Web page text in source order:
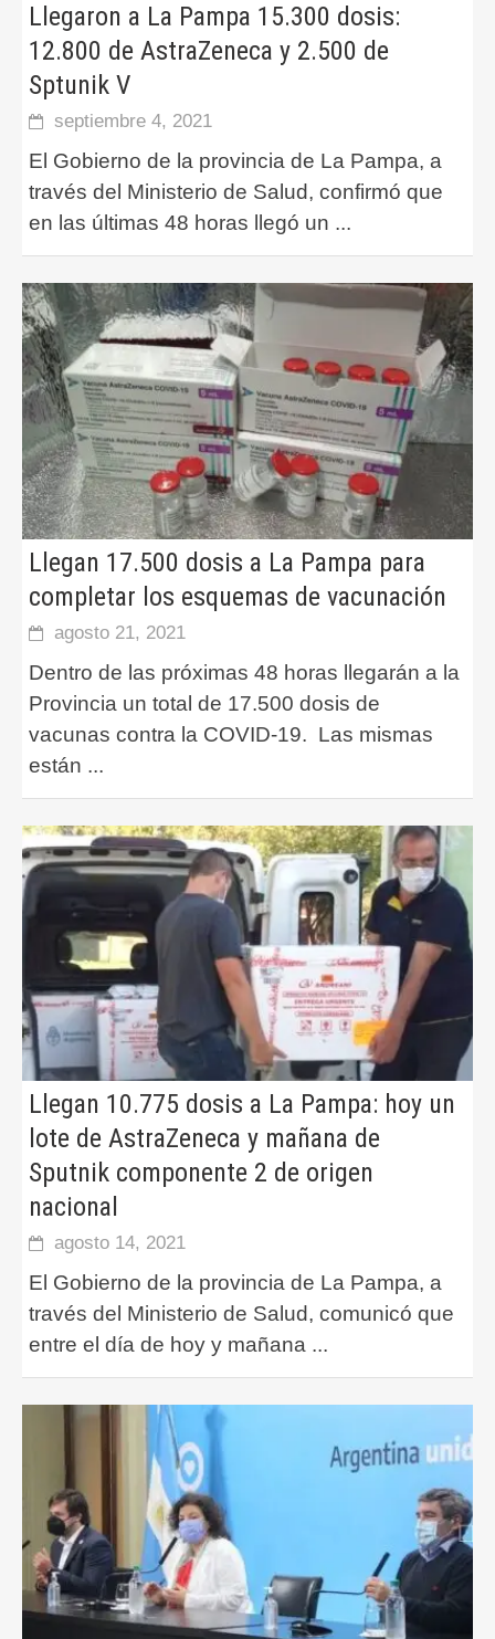
Llegaron a La Pampa 15.300 dosis:
12.800 de AstraZeneca y 2.500 de
Sptunik V
septiembre 4, 2021
El Gobierno de la provincia de La Pampa, a
través del Ministerio de Salud, confirmó que
en las últimas 48 horas llegó un ...
Llegan 17.500 dosis a La Pampa para
completar los esquemas de vacunación
agosto 21, 2021
Dentro de las próximas 48 horas llegarán a la
Provincia un total de 17.500 dosis de
vacunas contra la COVID-19. Las mismas
están ...
Llegan 10.775 dosis a La Pampa: hoy un
lote de AstraZeneca y mañana de
Sputnik componente 2 de origen
nacional
agosto 14, 2021
El Gobierno de la provincia de La Pampa, a
través del Ministerio de Salud, comunicó que
entre el día de hoy y mañana ...